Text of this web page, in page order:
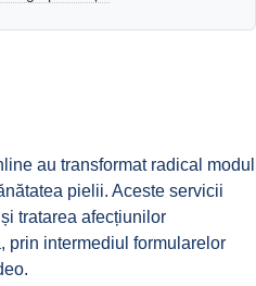
au transformat radical modul
pielii. Aceste servicii
tratarea afecțiunilor
prin intermediul formularelor